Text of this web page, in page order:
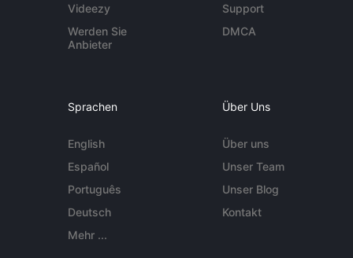
Videezy
Werden Sie
Anbieter
Support
DMCA
Sprachen
English
Español
Português
Deutsch
Mehr ...
Über Uns
Über uns
Unser Team
Unser Blog
Kontakt